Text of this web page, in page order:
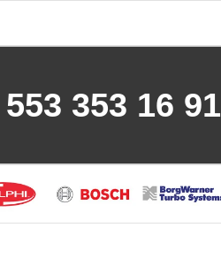
353 16 91